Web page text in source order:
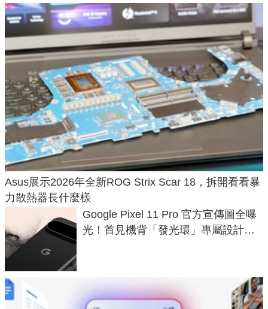
Asus展示2026年全新ROG Strix Scar 18，拆開看看暴
力散熱器長什麼樣
Google Pixel 11 Pro 官方宣傳圖全曝
光！首見機背「發光環」專屬設計、